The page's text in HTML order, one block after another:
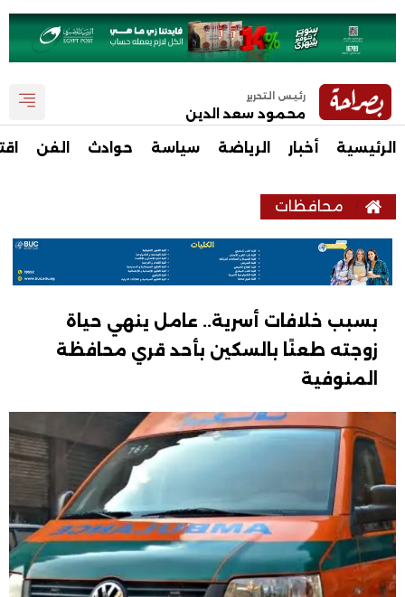
رئيس التحرير
محمود سعد الدين
الرئيسية أخبار الرياضة سياسة حوادث الفن
محافظات
بسبب خلافات أسرية.. عامل ينهي حياة
زوجته طعنًا بالسكين بأحد قري محافظة
المنوفية